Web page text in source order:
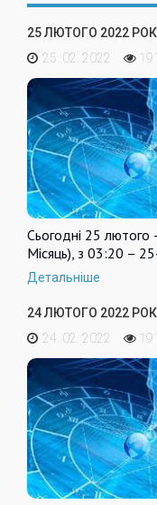
25 ЛЮТОГО 2022
25. 02. 2022
Сьогодні 25 лютого
Місяць), з 03:20 –
Детальніше
24 ЛЮТОГО 2022
24. 02. 2022